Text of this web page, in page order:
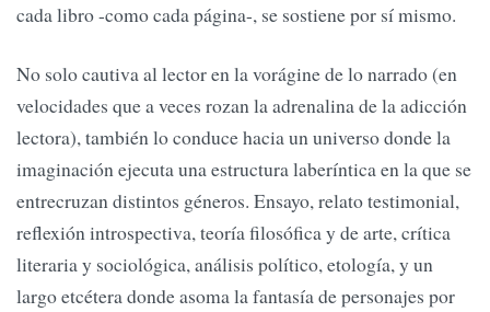
cada libro -como cada página-, se sostiene por sí mismo.
No solo cautiva al lector en la vorágine de lo narrado (en
velocidades que a veces rozan la adrenalina de la adicción
lectora), también lo conduce hacia un universo donde la
imaginación ejecuta una estructura laberíntica en la que se
entrecruzan distintos géneros. Ensayo, relato testimonial,
reflexión introspectiva, teoría filosófica y de arte, crítica
literaria y sociológica, análisis político, etología, y un
largo etcétera donde asoma la fantasía de personajes por